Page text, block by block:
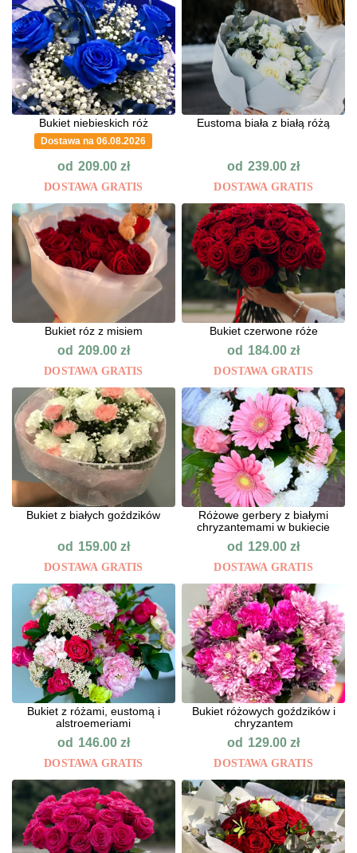
Bukiet niebieskich róż
Dostawa na 06.08.2026
od 209.00 zł
DOSTAWA GRATIS
Eustoma biała z białą różą
od 239.00zł
DOSTAWA GRATIS
Bukiet róz z misiem
od 209.00 zł
DOSTAWA GRATIS
Bukiet czerwone róże
od 184.00zł
DOSTAWA GRATIS
Bukiet z białych goździków
od 159.00 zł
DOSTAWA GRATIS
Różowe gerbery z białymi
chryzantemami w bukiecie
od 129.00zł
DOSTAWA GRATIS
Bukiet z różami, eustomą i
alstroemeriami
od 146.00 zł
DOSTAWA GRATIS
Bukiet różowych goździków i
chryzantem
od 129.00zł
DOSTAWA GRATIS